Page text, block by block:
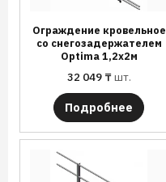
Ограждение кровельное
со снегозадержателем
Optima 1,2х2м
32 049 ₸шт.
Подробнее